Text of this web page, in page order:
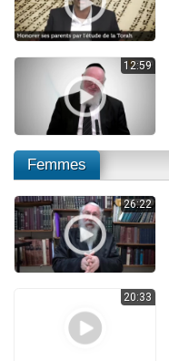
12:59
Femmes
26:22
20:33